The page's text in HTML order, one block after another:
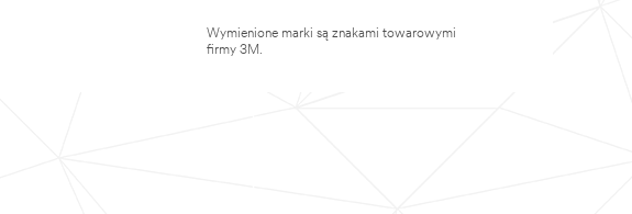
Wymienione marki są znakami towarowymi
firmy 3M.